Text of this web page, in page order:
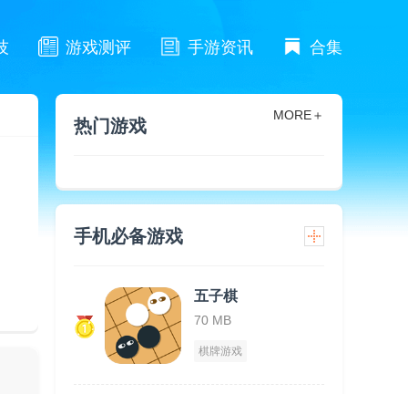
游戏测评 手游资讯 合集
热门游戏
MORE＋
手机必备游戏
五子棋
70 MB
棋牌游戏